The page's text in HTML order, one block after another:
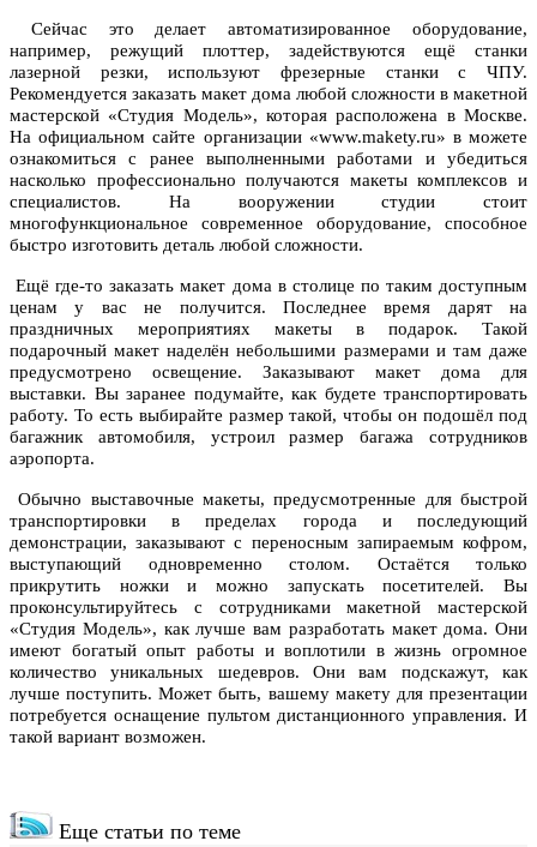
Сейчас это делает автоматизированное оборудование,
например, режущий плоттер, задействуются ещё станки
лазерной резки, используют фрезерные станки с ЧПУ.
Рекомендуется заказать макет дома любой сложности в макетной
мастерской «Студия Модель», которая расположена в Москве.
На официальном сайте организации «www.makety.ru» в можете
ознакомиться с ранее выполненными работами и убедиться
насколько профессионально получаются макеты комплексов и
специалистов. На вооружении студии стоит
многофункциональное современное оборудование, способное
быстро изготовить деталь любой сложности.
Ещё где-то заказать макет дома в столице по таким доступным
ценам у вас не получится. Последнее время дарят на
праздничных мероприятиях макеты в подарок. Такой
подарочный макет наделён небольшими размерами и там даже
предусмотрено освещение. Заказывают макет дома для
выставки. Вы заранее подумайте, как будете транспортировать
работу. То есть выбирайте размер такой, чтобы он подошёл под
багажник автомобиля, устроил размер багажа сотрудников
аэропорта.
Обычно выставочные макеты, предусмотренные для быстрой
транспортировки в пределах города и последующий
демонстрации, заказывают с переносным запираемым кофром,
выступающий одновременно столом. Остаётся только
прикрутить ножки и можно запускать посетителей. Вы
проконсультируйтесь с сотрудниками макетной мастерской
«Студия Модель», как лучше вам разработать макет дома. Они
имеют богатый опыт работы и воплотили в жизнь огромное
количество уникальных шедевров. Они вам подскажут, как
лучше поступить. Может быть, вашему макету для презентации
потребуется оснащение пультом дистанционного управления. И
такой вариант возможен.
Еще статьи по теме